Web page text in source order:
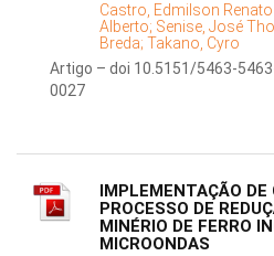
Castro, Edmilson Renato
Alberto; Senise, José
Breda; Takano, Cyro
Artigo – doi 10.5151/5463-
0027
IMPLEMENTAÇÃO
PROCESSO DE
MINÉRIO DE FERRO
MICROONDAS